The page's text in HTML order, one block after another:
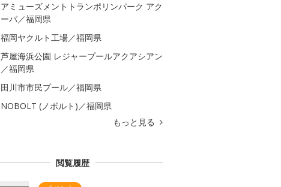
アミューズメントトランポリンパーク アク
ーパ／福岡県
福岡ヤクルト工場／福岡県
芦屋海浜公園 レジャープールアクアシアン
／福岡県
田川市市民プール／福岡県
NOBOLT (ノボルト)／福岡県
もっと見る
閲覧履歴